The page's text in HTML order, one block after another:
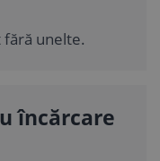
unelte.
încărcare